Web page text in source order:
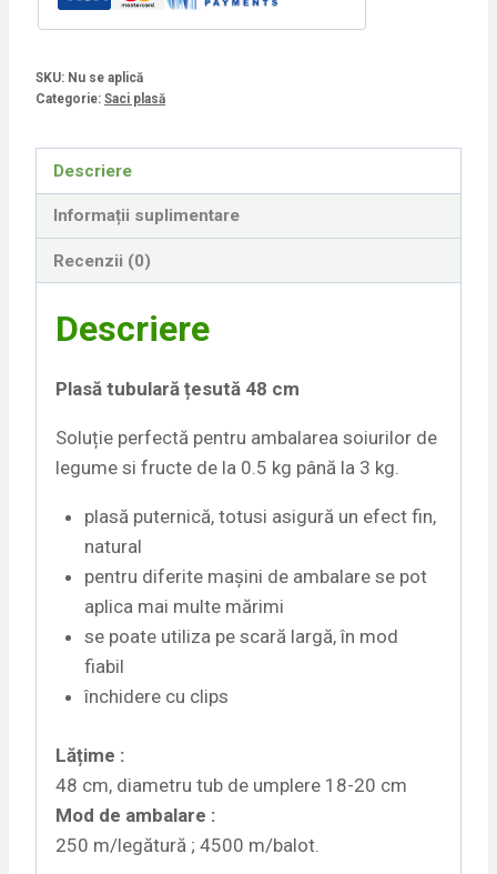
SKU: Nu se aplică
Categorie: Saci plasă
Descriere
Informații suplimentare
Recenzii (0)
Descriere
Plasă tubulară țesută 48 cm
Soluție perfectă pentru ambalarea soiurilor de
legume si fructe de la 0.5 kg până la 3 kg.
plasă puternică, totusi asigură un efect fin,
natural
pentru diferite mașini de ambalare se pot
aplica mai multe mărimi
se poate utiliza pe scară largă, în mod
fiabil
închidere cu clips
Lățime :
48 cm, diametru tub de umplere 18-20 cm
Mod de ambalare :
250 m/legătură ; 4500 m/balot.